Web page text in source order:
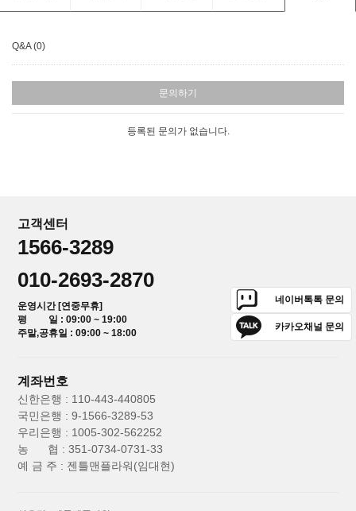
Q&A (0)
문의하기
등록된 문의가 없습니다.
고객센터
1566-3289
010-2693-2870
운영시간 [연중무휴]
평 일 : 09:00 ~ 19:00
주말,공휴일 : 09:00 ~ 18:00
네이버톡톡 문의
카카오채널 문의
계좌번호
신한은행 : 110-443-440805
국민은행 : 9-1566-3289-53
우리은행 : 1005-302-562252
농 협 : 351-0734-0731-33
예 금 주 : 젠틀맨플라워(임대현)